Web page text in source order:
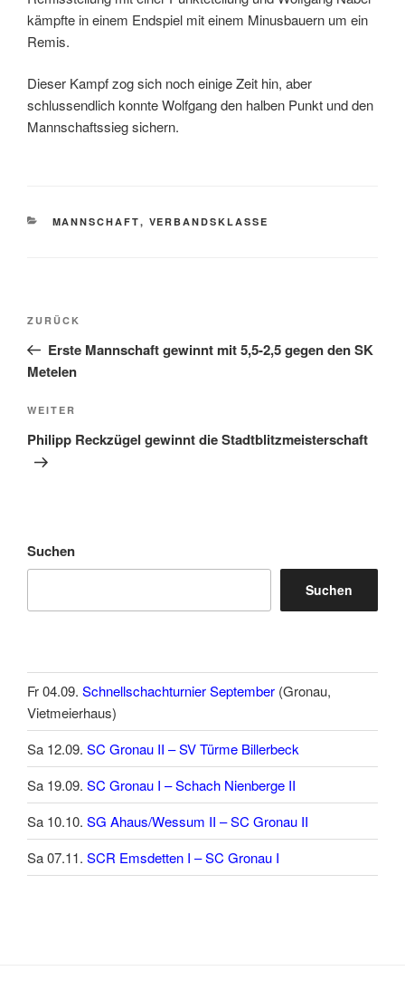
kämpfte in einem Endspiel mit einem Minusbauern um ein
Remis.
Dieser Kampf zog sich noch einige Zeit hin, aber
schlussendlich konnte Wolfgang den halben Punkt und den
Mannschaftssieg sichern.
KATEGORIEN
MANNSCHAFT, VERBANDSKLASSE
Beitragsnavigation
Vorheriger
Beitrag
ZURÜCK
Erste Mannschaft gewinnt mit 5,5-2,5 gegen den SK
Metelen
Nächster
Beitrag
WEITER
Philipp Reckzügel gewinnt die Stadtblitzmeisterschaft
Suchen
Suchen
Fr 04.09. Schnellschachturnier September (Gronau,
Vietmeierhaus)
Sa 12.09. SC Gronau II – SV Türme Billerbeck
Sa 19.09. SC Gronau I – Schach Nienberge II
Sa 10.10. SG Ahaus/Wessum II – SC Gronau II
Sa 07.11. SCR Emsdetten I – SC Gronau I